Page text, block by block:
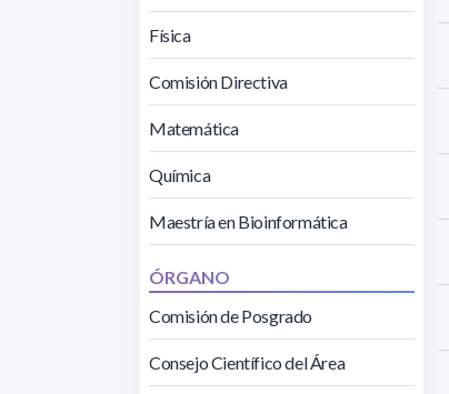
Física
Comisión Directiva
Matemática
Química
Maestría en Bioinformática
ÓRGANO
Comisión de Posgrado
Consejo Científico del Área